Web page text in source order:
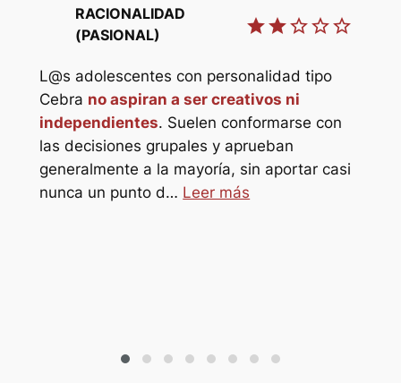
RACIONALIDAD
(PASIONAL)
starstarstar_borderstar_borderstar_border
L@s adolescentes con personalidad tipo
Cebra no aspiran a ser creativos ni
independientes. Suelen conformarse con
las decisiones grupales y aprueban
generalmente a la mayoría, sin aportar casi
nunca un punto d… Leer más